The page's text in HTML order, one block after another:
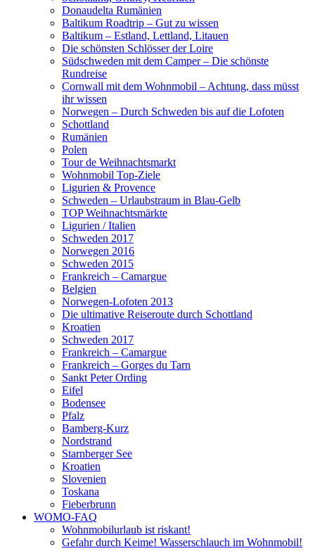
Donaudelta Rumänien
Baltikum Roadtrip – Gut zu wissen
Baltikum – Estland, Lettland, Litauen
Die schönsten Schlösser der Loire
Südschweden mit dem Camper – Die schönste
Rundreise
Cornwall mit dem Wohnmobil – Achtung, dass müsst
ihr wissen
Norwegen – Durch Schweden bis auf die Lofoten
Schottland
Rumänien
Polen
Tour de Weihnachtsmarkt
Wohnmobil Top-Ziele
Ligurien & Provence
Schweden – Urlaubstraum in Blau-Gelb
TOP Weihnachtsmärkte
Ligurien / Italien
Schweden 2017
Norwegen 2016
Schweden 2015
Frankreich – Camargue
Belgien
Norwegen-Lofoten 2013
Die ultimative Reiseroute durch Schottland
Kroatien
Schweden 2017
Frankreich – Camargue
Frankreich – Gorges du Tarn
Sankt Peter Ording
Eifel
Bodensee
Pfalz
Bamberg-Kurz
Nordstrand
Starnberger See
Kroatien
Slovenien
Toskana
Fieberbrunn
WOMO-FAQ
Wohnmobilurlaub ist riskant!
Gefahr durch Keime! Wasserschlauch im Wohnmobil!